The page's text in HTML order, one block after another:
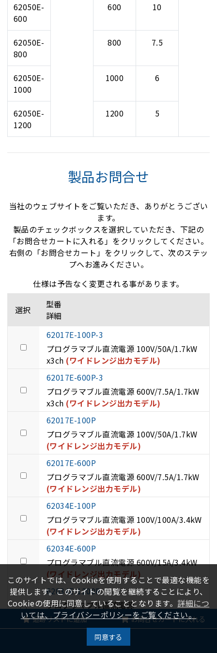
62050E-
600
600 10
62050E-
800
800 7.5
62050E-
1000
1000 6
62050E-
1200
1200 5
製品お問合せ
当社のウェブサイトをご覧いただき、ありがとうござい
ます。
製品のチェックボックスを選択していただき、下記の
「お問合せカートに入れる」をクリックしてください。
右側の「お問合せカート」をクリックして、次のステッ
プへお進みください。
仕様は予告なく変更される事があります。
選択
型番
詳細
62017E-100P-3
プログラマブル直流電源 100V/50A/1.7kW
x3ch (ワイドレンジ出力モデル)
62017E-600P-3
プログラマブル直流電源 600V/7.5A/1.7kW
x3ch (ワイドレンジ出力モデル)
62017E-100P
プログラマブル直流電源 100V/50A/1.7kW
(ワイドレンジ出力モデル)
62017E-600P
プログラマブル直流電源 600V/7.5A/1.7kW
(ワイドレンジ出力モデル)
62034E-100P
プログラマブル直流電源 100V/100A/3.4kW
(ワイドレンジ出力モデル)
62034E-600P
プログラマブル直流電源 600V/15A/3.4kW
(ワイドレンジ出力モデル)
62034E-1200P
プログラマブル直流電源
1200V/7.5A/3.4kW(ワイドレンジ出力モデ
ル)
62050E-100P
追跡リストに追加 お問合せカートに入れる
このサイトでは、Cookieを使用することで最適な機能を
提供します。このサイトの閲覧を継続することにより、
Cookieの使用に同意していることとなります。 詳細につ
いては、プライバシーポリシーをご覧ください。
同意する
履歴